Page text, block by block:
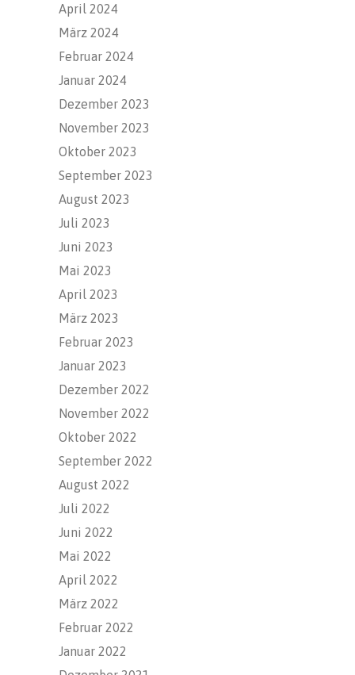
April 2024
März 2024
Februar 2024
Januar 2024
Dezember 2023
November 2023
Oktober 2023
September 2023
August 2023
Juli 2023
Juni 2023
Mai 2023
April 2023
März 2023
Februar 2023
Januar 2023
Dezember 2022
November 2022
Oktober 2022
September 2022
August 2022
Juli 2022
Juni 2022
Mai 2022
April 2022
März 2022
Februar 2022
Januar 2022